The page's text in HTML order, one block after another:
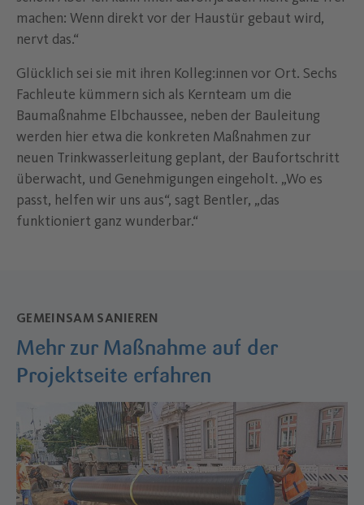
machen: Wenn direkt vor der Haustür gebaut wird,
nervt das.“
Glücklich sei sie mit ihren Kolleg:innen vor Ort. Sechs
Fachleute kümmern sich als Kernteam um die
Baumaßnahme Elbchaussee, neben der Bauleitung
werden hier etwa die konkreten Maßnahmen zur
neuen Trinkwasserleitung geplant, der Baufortschritt
überwacht, und Genehmigungen eingeholt. „Wo es
passt, helfen wir uns aus“, sagt Bentler, „das
funktioniert ganz wunderbar.“
Mehr zur Maßnahme auf der
Projektseite erfahren
GEMEINSAM SANIEREN